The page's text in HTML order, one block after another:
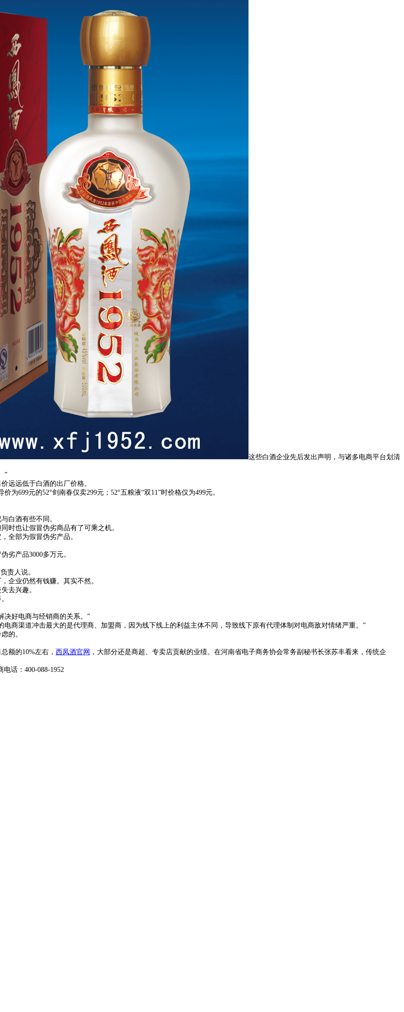
这些白酒企业先后发出声明，与诸多电商平台划清
”
远远低于白酒的出厂价格。
为699元的52°剑南春仅卖299元；52°五粮液“双11”时价格仅为499元。
白酒有些不同。
时也让假冒伪劣商品有了可乘之机。
全部为假冒伪劣产品。
劣产品3000多万元。
责人说。
企业仍然有钱赚。其实不然。
去兴趣。
决好电商与经销商的关系。”
商渠道冲击最大的是代理商、加盟商，因为线下线上的利益主体不同，导致线下原有代理体制对电商敌对情绪严重。”
的。
额的10%左右， 西凤酒官网 ，大部分还是商超、专卖店贡献的业绩。在河南省电子商务协会常务副秘书长张苏丰看来，传统企
话：400-088-1952